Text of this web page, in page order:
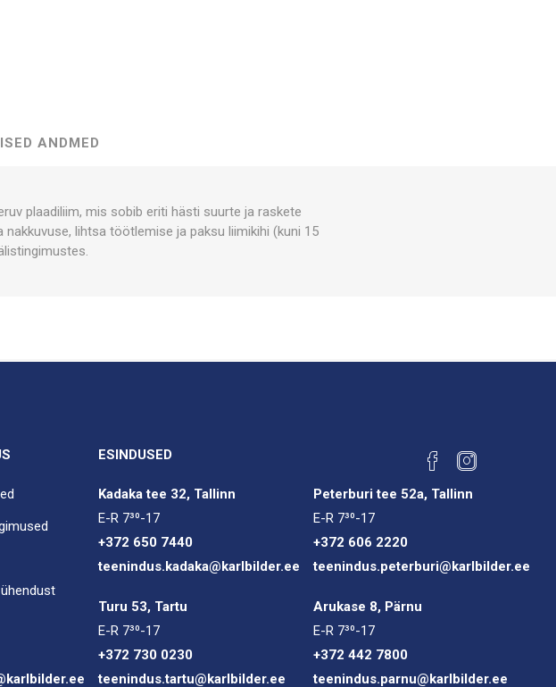
ANDMED
plaadiliim, mis sobib eriti hästi suurte ja raskete
lihtsa töötlemise ja paksu liimikihi (kuni 15
ESINDUSED
Kadaka tee 32, Tallinn
E-R 7³⁰-17
+372 650 7440
teenindus.kadaka@karlbilder.ee
Peterburi tee 52a, Tallinn
E-R 7³⁰-17
+372 606 2220
teenindus.peterburi@karlbilder.ee
Turu 53, Tartu
E-R 7³⁰-17
+372 730 0230
teenindus.tartu@karlbilder.ee
Arukase 8, Pärnu
E-R 7³⁰-17
+372 442 7800
teenindus.parnu@karlbilder.ee